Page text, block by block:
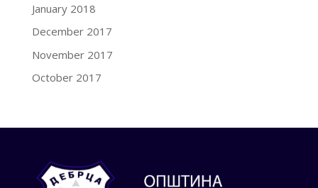
January 2018
December 2017
November 2017
October 2017